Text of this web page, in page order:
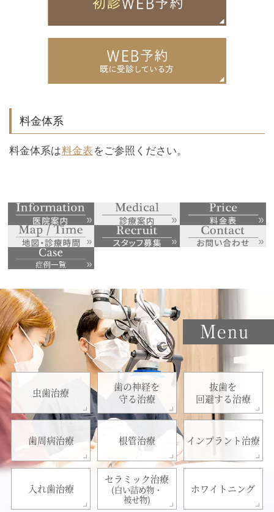
料金体系
料金体系は料金表 をご参照ください。
虫歯治療
歯の神経を
守る治療
抜歯を
回避する治療
歯周病治療 根管治療 インプラント治療
入れ歯治療
セラミック治療
(白い詰め物・
被せ物)
ホワイトニング